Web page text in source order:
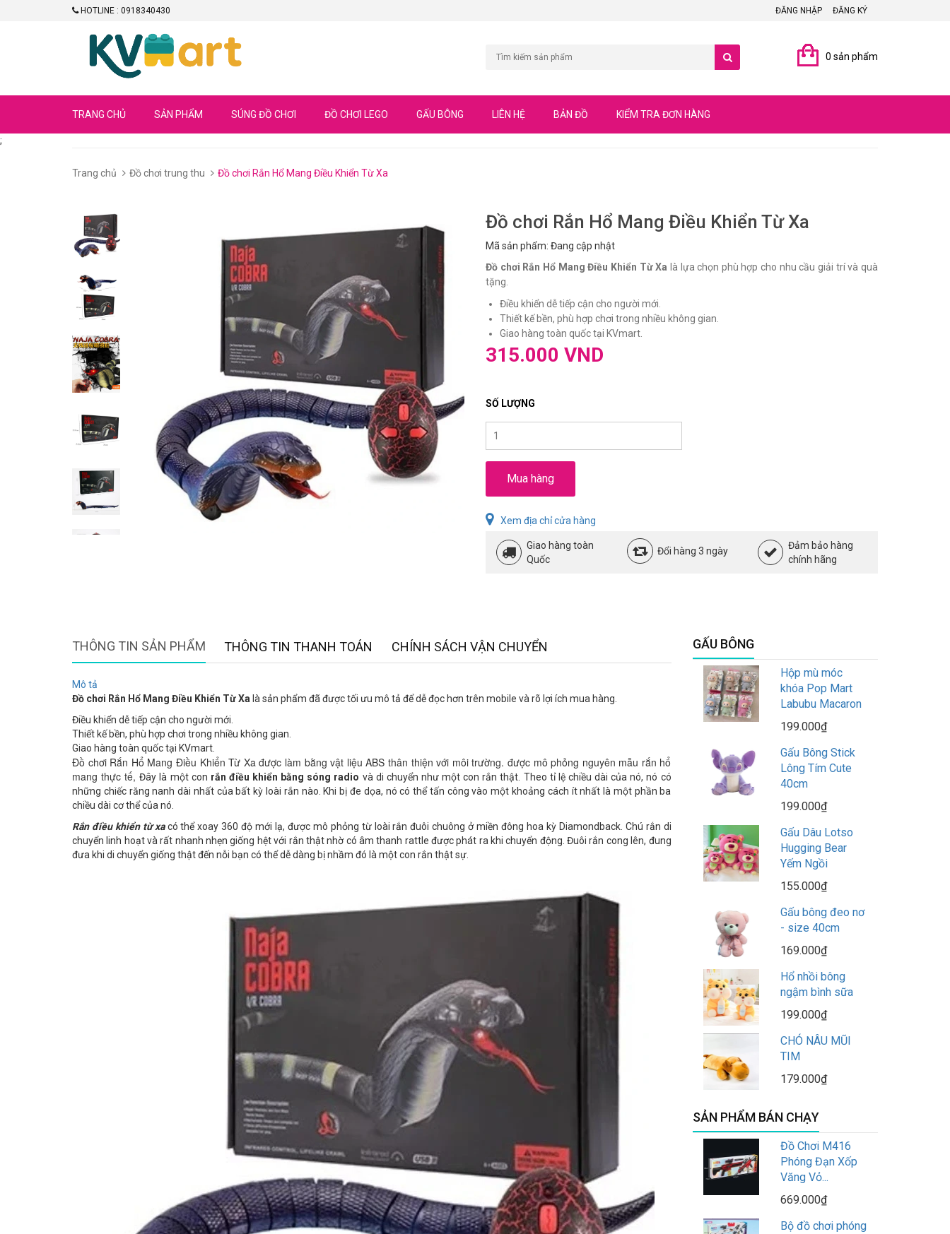
HOTLINE : 0918340430 ĐĂNG NHẬP ĐĂNG KÝ
0 sản phẩm
TRANG CHỦ SẢN PHẨM SÚNG ĐỒ CHƠI ĐỒ CHƠI LEGO GẤU BÔNG LIÊN HỆ BẢN ĐỒ KIỂM TRA ĐƠN HÀNG
;
Trang chủ Đồ chơi trung thu Đồ chơi Rắn Hổ Mang Điều Khiển Từ Xa
Đồ chơi Rắn Hổ Mang Điều Khiển Từ Xa
Mã sản phẩm: Đang cập nhật
Đồ chơi Rắn Hổ Mang Điều Khiển Từ Xa là lựa chọn phù hợp cho nhu cầu giải trí và quà
tặng.
Điều khiển dễ tiếp cận cho người mới.
Thiết kế bền, phù hợp chơi trong nhiều không gian.
Giao hàng toàn quốc tại KVmart.
315.000 VND
SỐ LƯỢNG
Mua hàng
Xem địa chỉ cửa hàng
Giao hàng toàn
Quốc
Đổi hàng 3 ngày
Đảm bảo hàng
chính hãng
THÔNG TIN SẢN PHẨM THÔNG TIN THANH TOÁN CHÍNH SÁCH VẬN CHUYỂN
Mô tả
Đồ chơi Rắn Hổ Mang Điều Khiển Từ Xa là sản phẩm đã được tối ưu mô tả để dễ đọc hơn trên mobile và rõ lợi ích mua hàng.
Điều khiển dễ tiếp cận cho người mới.
Thiết kế bền, phù hợp chơi trong nhiều không gian.
Giao hàng toàn quốc tại KVmart.
Đồ chơi Rắn Hổ Mang Điều Khiển Từ Xa được làm bằng vật liệu ABS thân thiện với môi trường. được mô phỏng nguyên mẫu rắn hổ
mang thực tế, Đây là một con rắn điều khiển bằng sóng radio và di chuyển như một con rắn thật. Theo tỉ lệ chiều dài của nó, nó có
những chiếc răng nanh dài nhất của bất kỳ loài rắn nào. Khi bị đe dọa, nó có thể tấn công vào một khoảng cách ít nhất là một phần ba
chiều dài cơ thể của nó.
Rắn điều khiển từ xacó thể xoay 360 độ mới lạ, được mô phỏng từ loài rắn đuôi chuông ở miền đông hoa kỳ Diamondback. Chú rắn di
chuyển linh hoạt và rất nhanh nhẹn giống hệt với rắn thật nhờ có âm thanh rattle được phát ra khi chuyển động. Đuôi rắn cong lên, đung
đưa khi di chuyển giống thật đến nỗi bạn có thể dễ dàng bị nhầm đó là một con rắn thật sự.
GẤU BÔNG
Hộp mù móc
khóa Pop Mart
Labubu Macaron
199.000₫
Gấu Bông Stick
Lông Tím Cute
40cm
199.000₫
Gấu Dâu Lotso
Hugging Bear
Yếm Ngồi
155.000₫
Gấu bông đeo nơ
- size 40cm
169.000₫
Hổ nhồi bông
ngậm bình sữa
199.000₫
CHÓ NÂU MŨI
TIM
179.000₫
SẢN PHẨM BÁN CHẠY
Đồ Chơi M416
Phóng Đạn Xốp
Văng Vỏ...
669.000₫
Bộ đồ chơi phóng